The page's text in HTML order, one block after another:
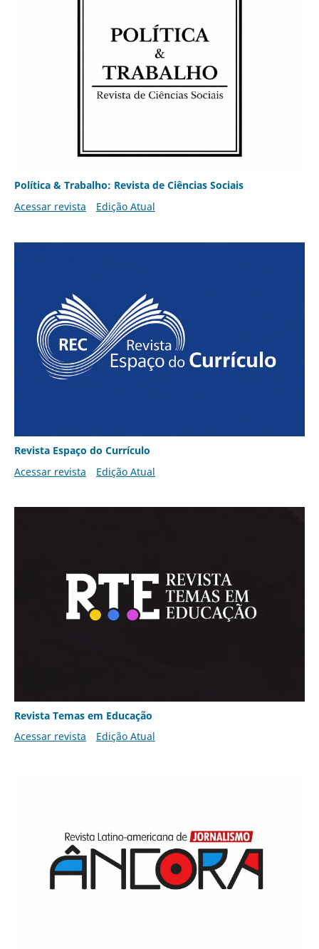
Política & Trabalho: Revista de Ciências Sociais
Acessar revista
Edição Atual
Revista Espaço do Currículo
Acessar revista
Edição Atual
Revista Temas em Educação
Acessar revista
Edição Atual